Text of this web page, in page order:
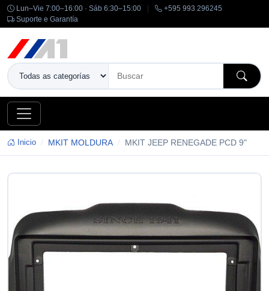
Lun–Vie 7:00–16:00 · Sáb 6:30–15:00
+595 993 296245
Suporte e Garantía
Inicio MKIT MOLDURA MKIT JEEP RENEGADE PCD 9"